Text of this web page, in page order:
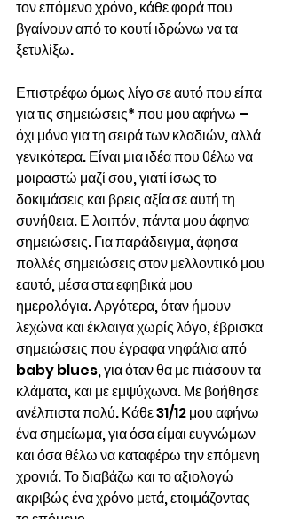
τον επόμενο χρόνο, κάθε φορά που
βγαίνουν από το κουτί ιδρώνω να τα
ξετυλίξω.
Επιστρέφω όμως λίγο σε αυτό που είπα
για τις σημειώσεις* που μου αφήνω –
όχι μόνο για τη σειρά των κλαδιών, αλλά
γενικότερα. Είναι μια ιδέα που θέλω να
μοιραστώ μαζί σου, γιατί ίσως το
δοκιμάσεις και βρεις αξία σε αυτή τη
συνήθεια. Ε λοιπόν, πάντα μου άφηνα
σημειώσεις. Για παράδειγμα, άφησα
πολλές σημειώσεις στον μελλοντικό μου
εαυτό, μέσα στα εφηβικά μου
ημερολόγια. Αργότερα, όταν ήμουν
λεχώνα και έκλαιγα χωρίς λόγο, έβρισκα
σημειώσεις που έγραφα νηφάλια από
baby blues, για όταν θα με πιάσουν τα
κλάματα, και με εμψύχωνα. Με βοήθησε
ανέλπιστα πολύ. Κάθε 31/12 μου αφήνω
ένα σημείωμα, για όσα είμαι ευγνώμων
και όσα θέλω να καταφέρω την επόμενη
χρονιά. Το διαβάζω και το αξιολογώ
ακριβώς ένα χρόνο μετά, ετοιμάζοντας